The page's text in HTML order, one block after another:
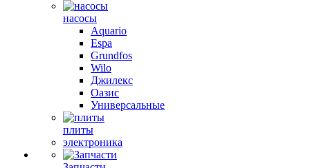
насосы
Aquario
Espa
Grundfos
Wilo
Джилекс
Оазис
Универсальные
плиты
электроника